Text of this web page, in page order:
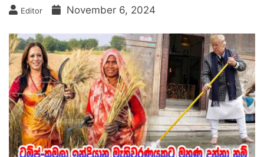
Editor November 6, 2024